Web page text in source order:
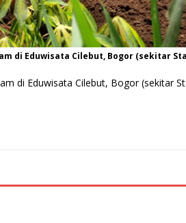
di Eduwisata Cilebut, Bogor (sekitar
di Eduwisata Cilebut, Bogor (sekitar